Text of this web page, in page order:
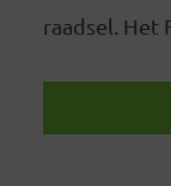
raadsel. Het